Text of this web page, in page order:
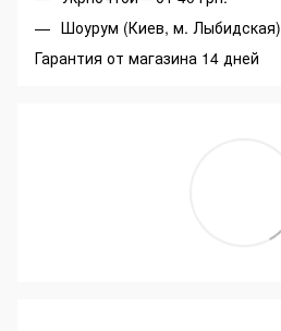
Шоурум (Киев, м. Лыбидская)
Гарантия от магазина 14 дней